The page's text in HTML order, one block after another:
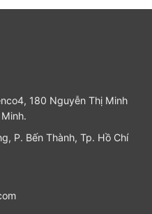
180 Nguyễn Thị Minh
P. Bến Thành, Tp. Hồ Chí